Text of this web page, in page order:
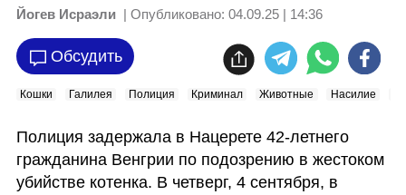
Йогев Исраэли | Опубликовано: 04.09.25 | 14:36
Обсудить
Кошки Галилея Полиция Криминал Животные Насилие
Полиция задержала в Нацерете 42-летнего
гражданина Венгрии по подозрению в жестоком
убийстве котенка. В четверг, 4 сентября, в